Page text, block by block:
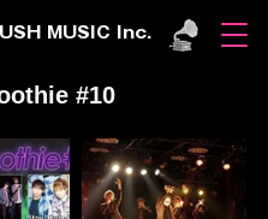
MUSIC Inc.
#10